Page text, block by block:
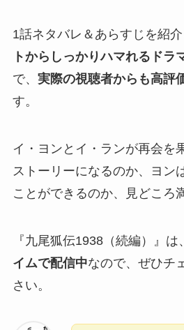
1話ネタバレ＆あらすじを紹介
トからしっかりハマれるドラ
で、 実際の視聴者からも高評
す。
イ・ヨンとイ・ランが再会を
ストーリーになるのか、ヨン
ことができるのか、見どころ
『九尾狐伝1938（続編）』は、
イムで配信中なので、ぜひチ
さい。